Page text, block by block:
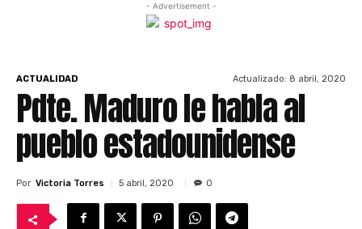
- Advertisement -